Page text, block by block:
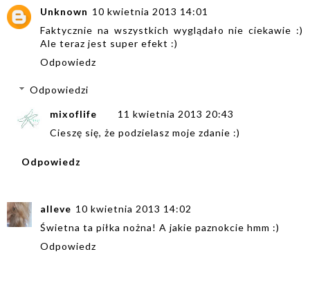
Unknown 10 kwietnia 2013 14:01
Faktycznie na wszystkich wyglądało nie ciekawie :)
Ale teraz jest super efekt :)
Odpowiedz
Odpowiedzi
mixoflife
11 kwietnia 2013 20:43
Cieszę się, że podzielasz moje zdanie :)
Odpowiedz
alleve 10 kwietnia 2013 14:02
Świetna ta piłka nożna! A jakie paznokcie hmm :)
Odpowiedz